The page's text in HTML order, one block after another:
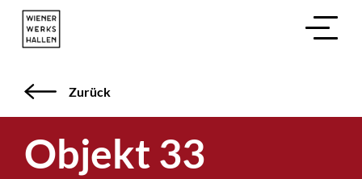
Zurück
Objekt 33